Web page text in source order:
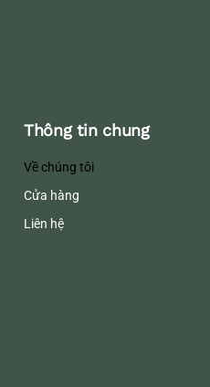
Thông tin chung
Về chúng tôi
Cửa hàng
Liên hệ